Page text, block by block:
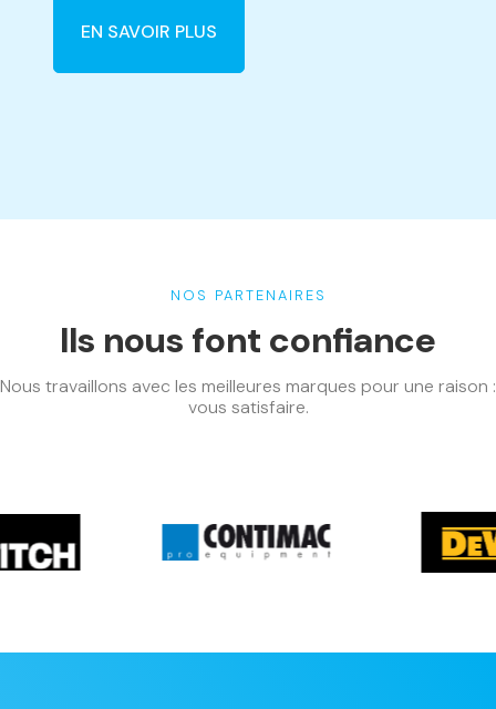
EN SAVOIR PLUS
NOS PARTENAIRES
Ils nous font confiance
Nous travaillons avec les meilleures marques pour une raison :
vous satisfaire.